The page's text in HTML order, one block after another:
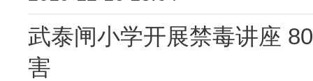
武泰闸小学开展禁毒讲座
害